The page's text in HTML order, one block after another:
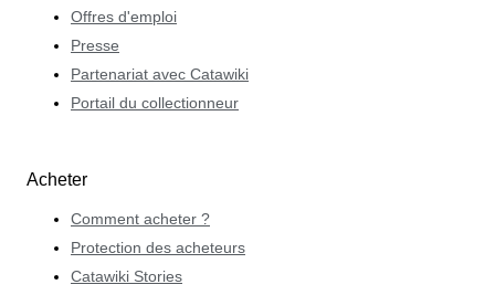
Offres d'emploi
Presse
Partenariat avec Catawiki
Portail du collectionneur
Acheter
Comment acheter ?
Protection des acheteurs
Catawiki Stories